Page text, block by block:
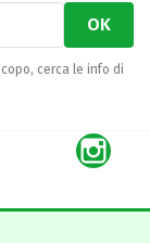
cerca le info di